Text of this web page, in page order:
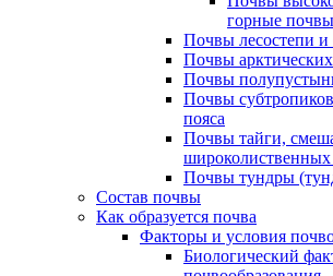
горные почвы
Почвы лесостепи и
Почвы
Почвы
Почвы
пояса
Почвы тайги,
широколиственных
Почвы тундры
Состав почвы
Как образуется почва
Факторы и условия
Биологический